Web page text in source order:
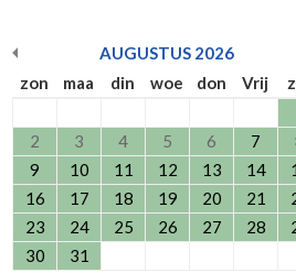
AUGUSTUS 2026
zon
maa din woe don Vrij
2
3 4 5 6 7
9
10 11 12 13 14
16
17 18 19 20 21
23
24 25 26 27 28
30
31